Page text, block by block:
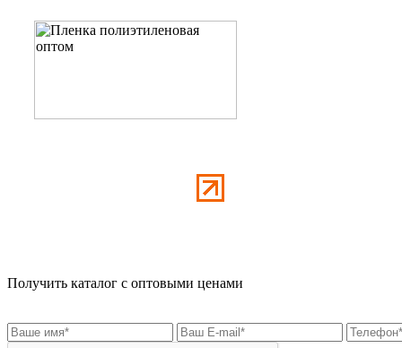
Получить каталог с оптовыми ценами